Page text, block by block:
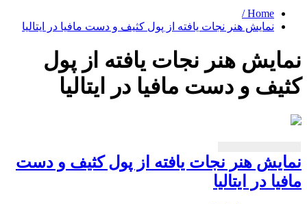
Home /
نمایش هنر نجات یافته از پول کثیف و دست مافیا در ایتالیا
هنر نجات یافته از پول
و دست مافیا در ایتالیا
هنر نجات یافته از پول کثیف و دست
در ایتالیا